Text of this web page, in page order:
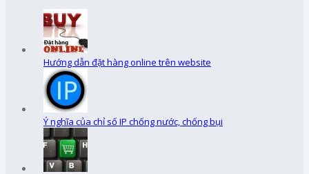
Hướng dẫn đặt hàng online trên website
Ý nghĩa của chỉ số IP chống nước, chống bụi